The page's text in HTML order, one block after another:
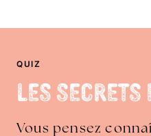
QUIZ
Les Secrets
Vous pensez